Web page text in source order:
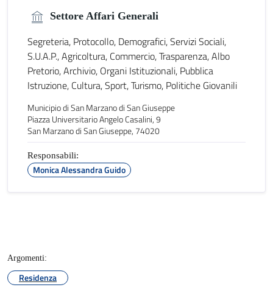
Settore Affari Generali
Segreteria, Protocollo, Demografici, Servizi Sociali,
S.U.A.P., Agricoltura, Commercio, Trasparenza, Albo
Pretorio, Archivio, Organi Istituzionali, Pubblica
Istruzione, Cultura, Sport, Turismo, Politiche Giovanili
Municipio di San Marzano di San Giuseppe
Piazza Universitario Angelo Casalini, 9
San Marzano di San Giuseppe, 74020
Responsabili:
Monica Alessandra Guido
Argomenti:
Residenza